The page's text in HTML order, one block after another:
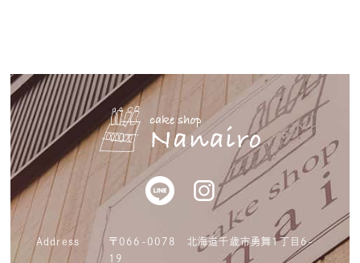
Address
〒066-0078 北海道千歳市勇舞1丁目6-
19